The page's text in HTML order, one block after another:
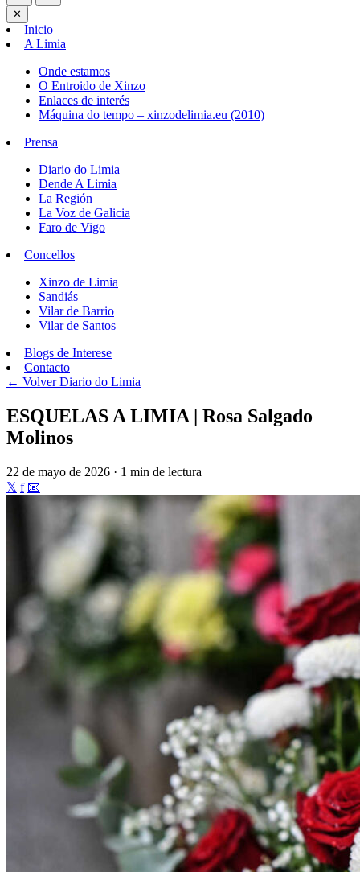
✕
Inicio
A Limia
Onde estamos
O Entroido de Xinzo
Enlaces de interés
Máquina do tempo – xinzodelimia.eu (2010)
Prensa
Diario do Limia
Dende A Limia
La Región
La Voz de Galicia
Faro de Vigo
Concellos
Xinzo de Limia
Sandiás
Vilar de Barrio
Vilar de Santos
Blogs de Interese
Contacto
← VolverDiario do Limia
ESQUELAS A LIMIA | Rosa Salgado
Molinos
22 de mayo de 2026 · 1 min de lectura
𝕏 f 📧